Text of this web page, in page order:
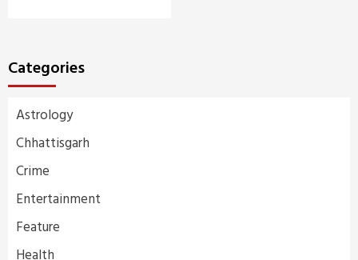
Categories
Astrology
Chhattisgarh
Crime
Entertainment
Feature
Health